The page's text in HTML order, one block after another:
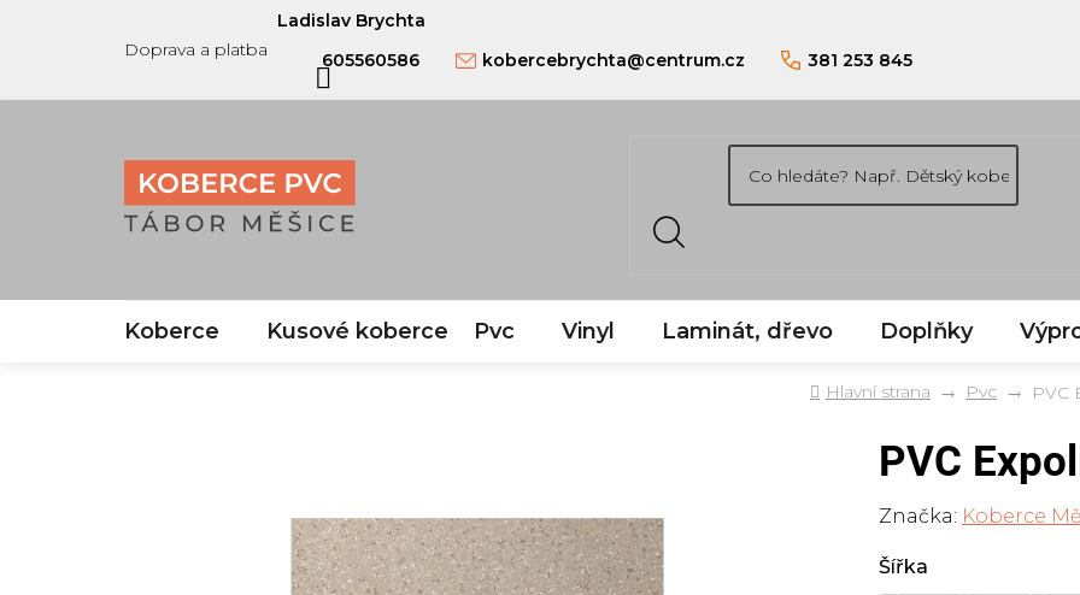
Doprava a platba
Ladislav Brychta
kobercebrychta@centrum.cz 381 253 845
605560586
Koberce Kusové koberce Pvc Vinyl Laminát, dřevo Doplňky
Domů Pvc PVC
PVC
Značka: Koberce
Šířka